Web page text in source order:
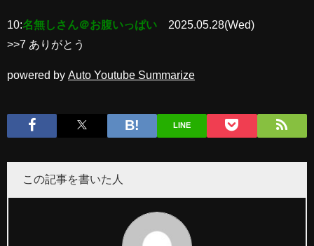
10:名無しさん＠お腹いっぱい
2025.05.28(Wed)
>>7 ありがとう
powered by Auto Youtube Summarize
LINE
この記事を書いた人